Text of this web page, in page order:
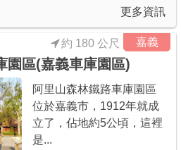
更多資訊
嘉義
約 180 公尺
園區(嘉義車庫園區)
阿里山森林鐵路車庫園區
位於嘉義市，1912年就成
立了，佔地約5公頃，這裡
是...